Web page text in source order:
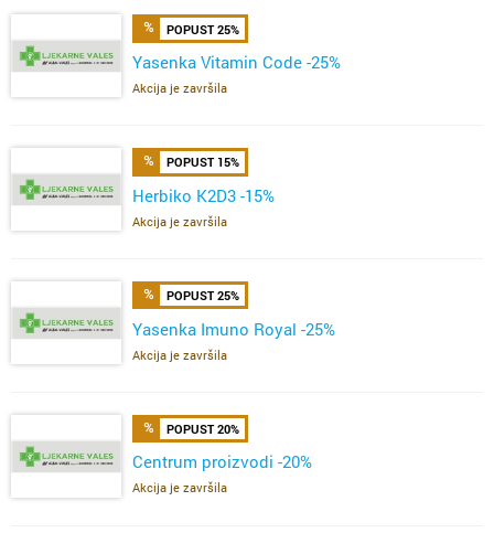
POPUST 25%
Yasenka Vitamin Code -25%
Akcija je završila
POPUST 15%
Herbiko K2D3 -15%
Akcija je završila
POPUST 25%
Yasenka Imuno Royal -25%
Akcija je završila
POPUST 20%
Centrum proizvodi -20%
Akcija je završila